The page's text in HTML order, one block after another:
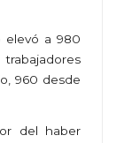
elevó a 980
960 desde
del haber